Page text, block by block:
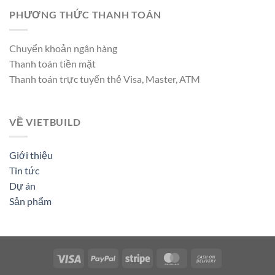
PHƯƠNG THỨC THANH TOÁN
Chuyển khoản ngân hàng
Thanh toán tiền mặt
Thanh toán trực tuyến thẻ Visa, Master, ATM
VỀ VIETBUILD
Giới thiệu
Tin tức
Dự án
Sản phẩm